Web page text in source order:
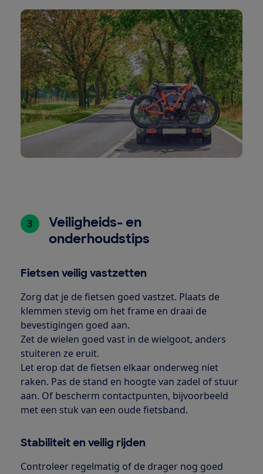
3
Veiligheids- en
onderhoudstips
Fietsen veilig vastzetten
Zorg dat je de fietsen goed vastzet. Plaats de
klemmen stevig om het frame en draai de
bevestigingen goed aan.
Zet de wielen goed vast in de wielgoot, anders
stuiteren ze eruit.
Let erop dat de fietsen elkaar onderweg niet
raken. Pas de stand en hoogte van zadel of stuur
aan. Of bescherm contactpunten, bijvoorbeeld
met een stuk van een oude fietsband.
Stabiliteit en veilig rijden
Controleer regelmatig of de drager nog goed